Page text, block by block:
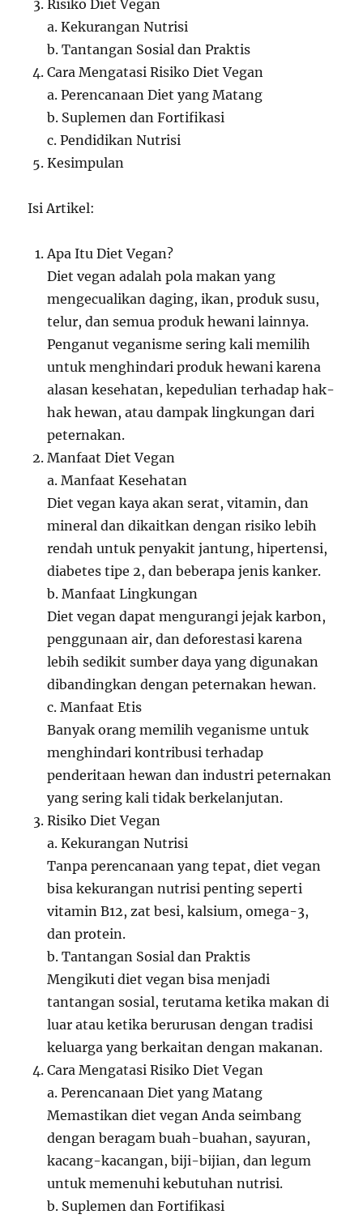
Risiko Diet Vegan
a. Kekurangan Nutrisi
b. Tantangan Sosial dan Praktis
Cara Mengatasi Risiko Diet Vegan
a. Perencanaan Diet yang Matang
b. Suplemen dan Fortifikasi
c. Pendidikan Nutrisi
Kesimpulan
Isi Artikel:
Apa Itu Diet Vegan?
Diet vegan adalah pola makan yang
mengecualikan daging, ikan, produk susu,
telur, dan semua produk hewani lainnya.
Penganut veganisme sering kali memilih
untuk menghindari produk hewani karena
alasan kesehatan, kepedulian terhadap hak-
hak hewan, atau dampak lingkungan dari
peternakan.
Manfaat Diet Vegan
a. Manfaat Kesehatan
Diet vegan kaya akan serat, vitamin, dan
mineral dan dikaitkan dengan risiko lebih
rendah untuk penyakit jantung, hipertensi,
diabetes tipe 2, dan beberapa jenis kanker.
b. Manfaat Lingkungan
Diet vegan dapat mengurangi jejak karbon,
penggunaan air, dan deforestasi karena
lebih sedikit sumber daya yang digunakan
dibandingkan dengan peternakan hewan.
c. Manfaat Etis
Banyak orang memilih veganisme untuk
menghindari kontribusi terhadap
penderitaan hewan dan industri peternakan
yang sering kali tidak berkelanjutan.
Risiko Diet Vegan
a. Kekurangan Nutrisi
Tanpa perencanaan yang tepat, diet vegan
bisa kekurangan nutrisi penting seperti
vitamin B12, zat besi, kalsium, omega-3,
dan protein.
b. Tantangan Sosial dan Praktis
Mengikuti diet vegan bisa menjadi
tantangan sosial, terutama ketika makan di
luar atau ketika berurusan dengan tradisi
keluarga yang berkaitan dengan makanan.
Cara Mengatasi Risiko Diet Vegan
a. Perencanaan Diet yang Matang
Memastikan diet vegan Anda seimbang
dengan beragam buah-buahan, sayuran,
kacang-kacangan, biji-bijian, dan legum
untuk memenuhi kebutuhan nutrisi.
b. Suplemen dan Fortifikasi